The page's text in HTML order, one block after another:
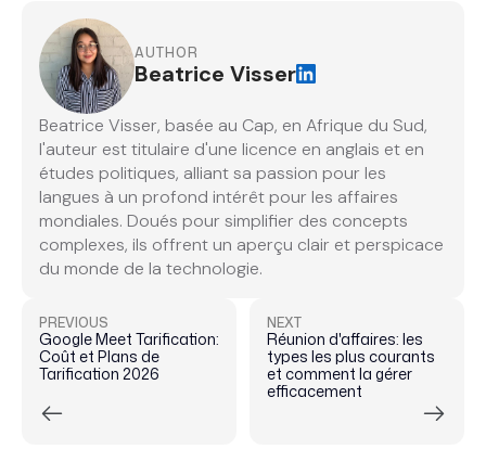
AUTHOR
Beatrice Visser
Beatrice Visser, basée au Cap, en Afrique du Sud,
l'auteur est titulaire d'une licence en anglais et en
études politiques, alliant sa passion pour les
langues à un profond intérêt pour les affaires
mondiales. Doués pour simplifier des concepts
complexes, ils offrent un aperçu clair et perspicace
du monde de la technologie.
PREVIOUS
Google Meet Tarification:
Coût et Plans de
Tarification 2026
NEXT
Réunion d'affaires: les
types les plus courants
et comment la gérer
efficacement